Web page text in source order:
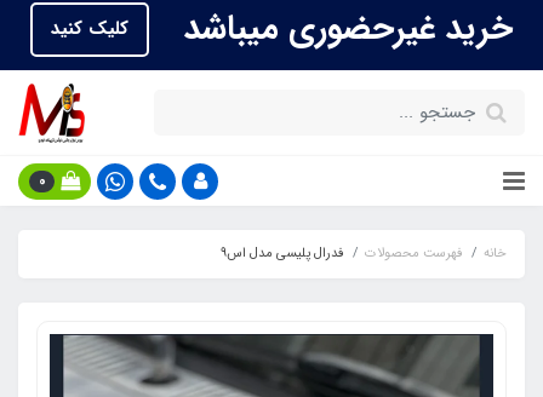
خرید غیرحضوری میباشد
کلیک کنید
0
خانه فهرست محصولات فدرال پلیسی مدل اس9